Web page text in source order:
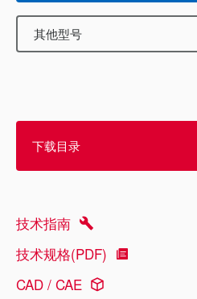
其他型号
下载目录
技术指南
技术规格(PDF)
CAD / CAE